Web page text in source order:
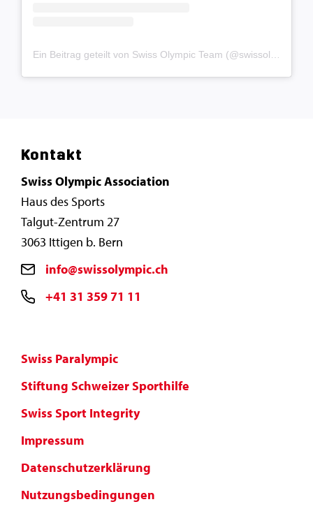
Ein Beitrag geteilt von Swiss Olympic Team (@swissolympicteam)
Kontakt
Swiss Olympic Association
Haus des Sports
Talgut-Zentrum 27
3063 Ittigen b. Bern
info@swissolympic.ch
+41 31 359 71 11
Swiss Paralympic
Stiftung Schweizer Sporthilfe
Swiss Sport Integrity
Impressum
Datenschutzerklärung
Nutzungsbedingungen